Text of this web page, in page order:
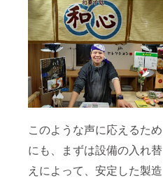
このような声に応えるため
にも、まずは設備の入れ替
えによって、安定した製造